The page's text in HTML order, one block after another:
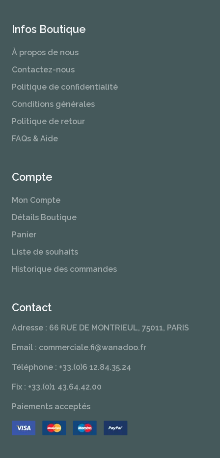
Infos Boutique
À propos de nous
Contactez-nous
Politique de confidentialité
Conditions générales
Politique de retour
FAQs & Aide
Compte
Mon Compte
Détails Boutique
Panier
Liste de souhaits
Historique des commandes
Contact
Adresse : 66 RUE DE MONTRIEUL, 75011, PARIS
Email : commerciale.fi@wanadoo.fr
Téléphone : +33.(0)6 12.84.35.24
Fix : +33.(0)1 43.64.42.00
Paiements acceptés